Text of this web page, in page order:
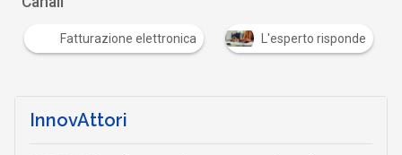
Fatturazione elettronica L'esperto risponde
InnovAttori